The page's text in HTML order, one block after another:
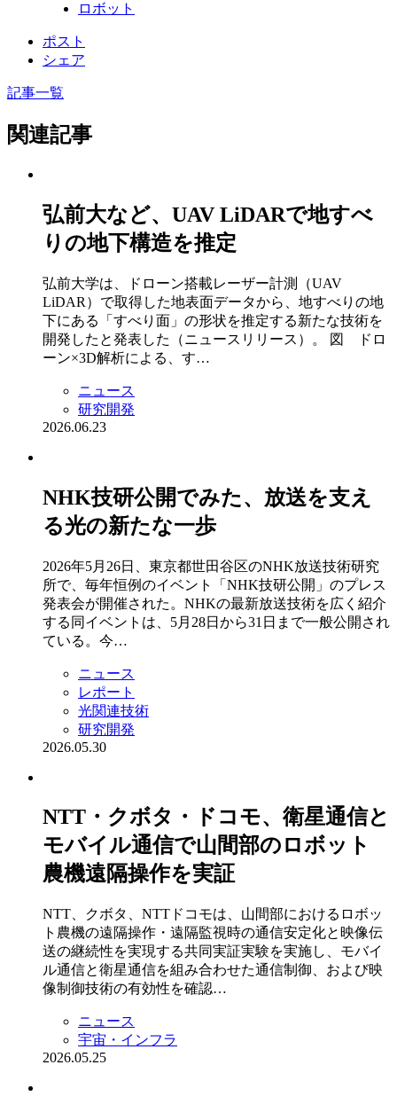
ロボット
ポスト
シェア
記事一覧
関連記事
弘前大など、UAV LiDARで地すべ
りの地下構造を推定
弘前大学は、ドローン搭載レーザー計測（UAV
LiDAR）で取得した地表面データから、地すべりの地
下にある「すべり面」の形状を推定する新たな技術を
開発したと発表した（ニュースリリース）。 図 ドロ
ーン×3D解析による、す…
ニュース
研究開発
2026.06.23
NHK技研公開でみた、放送を支え
る光の新たな一歩
2026年5月26日、東京都世田谷区のNHK放送技術研究
所で、毎年恒例のイベント「NHK技研公開」のプレス
発表会が開催された。NHKの最新放送技術を広く紹介
する同イベントは、5月28日から31日まで一般公開され
ている。今…
ニュース
レポート
光関連技術
研究開発
2026.05.30
NTT・クボタ・ドコモ、衛星通信と
モバイル通信で山間部のロボット
農機遠隔操作を実証
NTT、クボタ、NTTドコモは、山間部におけるロボッ
ト農機の遠隔操作・遠隔監視時の通信安定化と映像伝
送の継続性を実現する共同実証実験を実施し、モバイ
ル通信と衛星通信を組み合わせた通信制御、および映
像制御技術の有効性を確認…
ニュース
宇宙・インフラ
2026.05.25